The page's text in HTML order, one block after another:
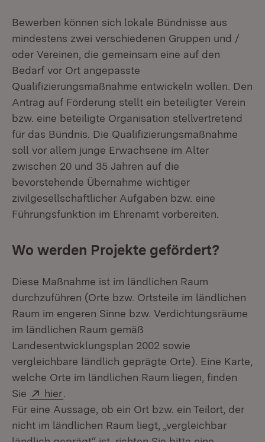
Bewerben können sich lokale Bündnisse aus
mindestens zwei verschiedenen Gruppen und /
oder Vereinen, die gemeinsam eine auf den
Bedarf vor Ort angepasste
Qualifizierungsmaßnahme entwickeln wollen. Den
Antrag auf Förderung stellt ein beteiligter Verein
bzw. eine beteiligte Organisation stellvertretend
für das Bündnis. Die Qualifizierungsmaßnahme
soll vor allem junge Erwachsene im Alter
zwischen 20 und 35 Jahren auf die
bevorstehende Übernahme wichtiger
zivilgesellschaftlicher Aufgaben bzw. eine
Führungsfunktion im Ehrenamt vorbereiten.
Wo werden Projekte gefördert?
Diese Maßnahme ist im ländlichen Raum
durchzuführen (Orte bzw. Ortsteile im ländlichen
Raum im engeren Sinne bzw. Verdichtungsräume
im ländlichen Raum gemäß
Landesentwicklungsplan 2002 sowie
vergleichbare ländlich geprägte Orte). Eine Karte,
welche Orte im ländlichen Raum liegen, finden
Sie
Extern:
hier
Für eine Aussage, ob ein Ort bzw. ein Teilort, der
nicht im ländlichen Raum liegt, „vergleichbar